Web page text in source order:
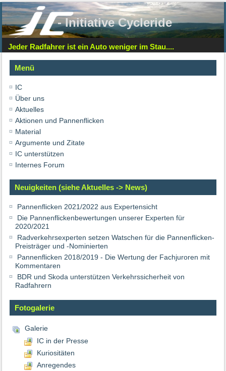
- Initiative Cycleride
Jeder Radfahrer ist ein Auto weniger im Stau....
Menü
IC
Über uns
Aktuelles
Aktionen und Pannenflicken
Material
Argumente und Zitate
IC unterstützen
Internes Forum
Neuigkeiten (siehe Aktuelles -> News)
Pannenflicken 2021/2022 aus Expertensicht
Die Pannenflickenbewertungen unserer Experten für
2020/2021
Radverkehrsexperten setzen Watschen für die Pannenflicken-
Preisträger und -Nominierten
Pannenflicken 2018/2019 - Die Wertung der Fachjuroren mit
Kommentaren
BDR und Skoda unterstützen Verkehrssicherheit von
Radfahrern
Fotogalerie
Galerie
IC in der Presse
Kuriositäten
Anregendes